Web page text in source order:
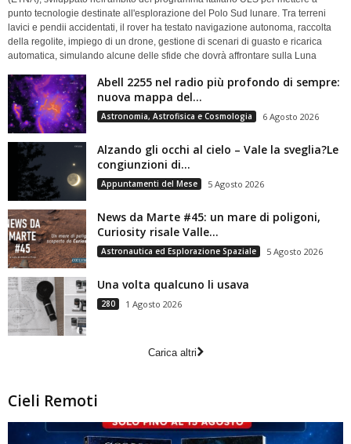
punto tecnologie destinate all'esplorazione del Polo Sud lunare. Tra terreni
lavici e pendii accidentati, il rover ha testato navigazione autonoma, raccolta
della regolite, impiego di un drone, gestione di scenari di guasto e ricarica
automatica, simulando alcune delle sfide che dovrà affrontare sulla Luna
Abell 2255 nel radio più profondo di sempre:
nuova mappa del...
Astronomia, Astrofisica e Cosmologia 6 Agosto 2026
Alzando gli occhi al cielo – Vale la sveglia?Le
congiunzioni di...
Appuntamenti del Mese 5 Agosto 2026
News da Marte #45: un mare di poligoni,
Curiosity risale Valle...
Astronautica ed Esplorazione Spaziale 5 Agosto 2026
Una volta qualcuno li usava
280 1 Agosto 2026
Carica altri
Cieli Remoti